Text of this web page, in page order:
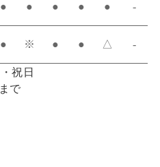
● ● ● ● ● -
● ※ ● ● △ -
祝日
で